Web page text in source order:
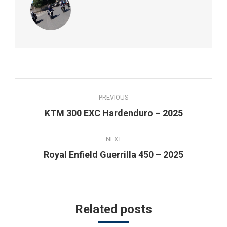
navigation
PREVIOUS
Previous
KTM 300 EXC Hardenduro – 2025
NEXT
Next
Royal Enfield Guerrilla 450 – 2025
Related posts